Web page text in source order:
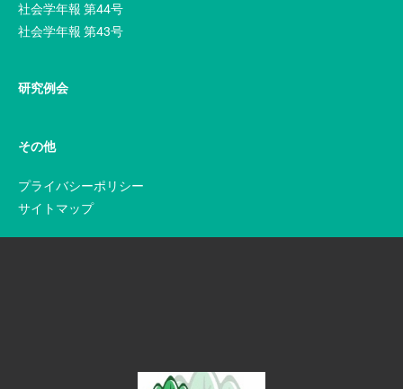
社会学年報 第44号
社会学年報 第43号
研究例会
その他
プライバシーポリシー
サイトマップ